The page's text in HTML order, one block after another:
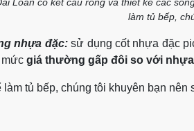
làm tủ bếp,
nhựa đặc:sử dụng cốt nhựa đặc
mức giá thường gấp đôi so với
làm tủ bếp, chúng tôi khuyên bạn